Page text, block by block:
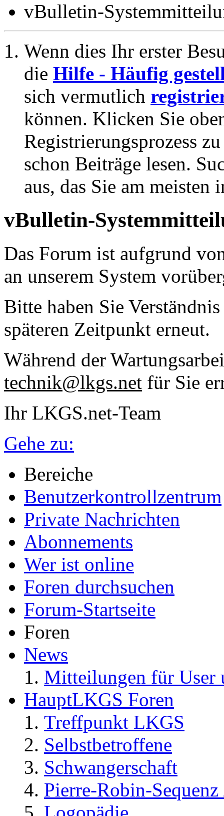
vBulletin-
Wenn dies Ihr erster
die Hilfe - Häufig
sich vermutlich
können. Klicken Sie
Registrierungsprozess
schon Beiträge lesen.
aus, das Sie am meisten
vBulletin-
Das Forum ist aufgrund
an unserem System
Bitte haben Sie
späteren Zeitpunkt erneut.
Während der
technik@lkgs.net für Sie
Ihr LKGS.net-Team
Gehe zu:
Bereiche
Benutzerkontrollzentrum
Private Nachrichten
Abonnements
Wer ist online
Foren durchsuchen
Forum-Startseite
Foren
News
Mitteilungen für User
HauptLKGS Foren
Treffpunkt LKGS
Selbstbetroffene
Schwangerschaft
Pierre-Robin-